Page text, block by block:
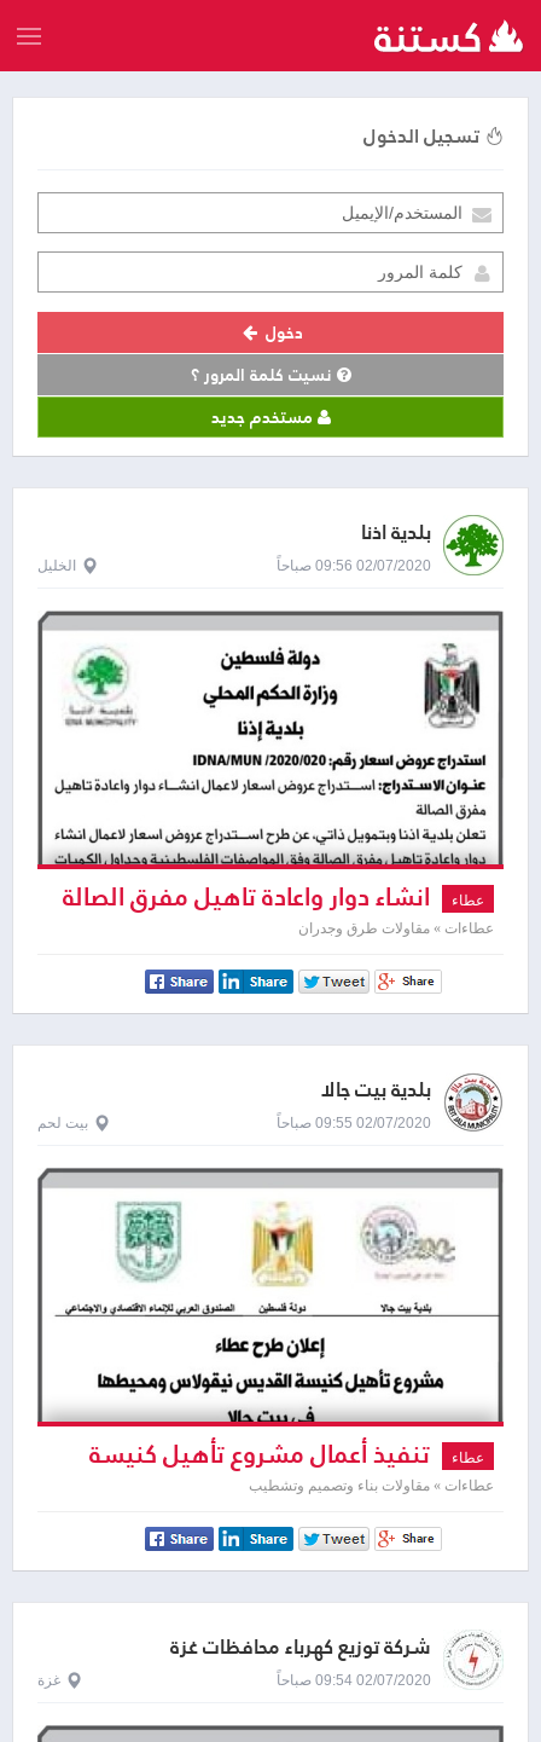
تسجيل الدخول
دخول
نسيت كلمة المرور ؟
مستخدم جديد
بلدية اذنا
02/07/2020 09:56 صباحاً الخليل
عطاء انشاء دوار واعادة تاهيل مفرق الصالة
عطاءات » مقاولات طرق وجدران
بلدية بيت جالا
02/07/2020 09:55 صباحاً بيت لحم
عطاء تنفيذ أعمال مشروع تأهيل كنيسة
القديس نيقولاس ومحيطها في بيت جالا
عطاءات » مقاولات بناء وتصميم وتشطيب
شركة توزيع كهرباء محافظات غزة
02/07/2020 09:54 صباحاً غزة